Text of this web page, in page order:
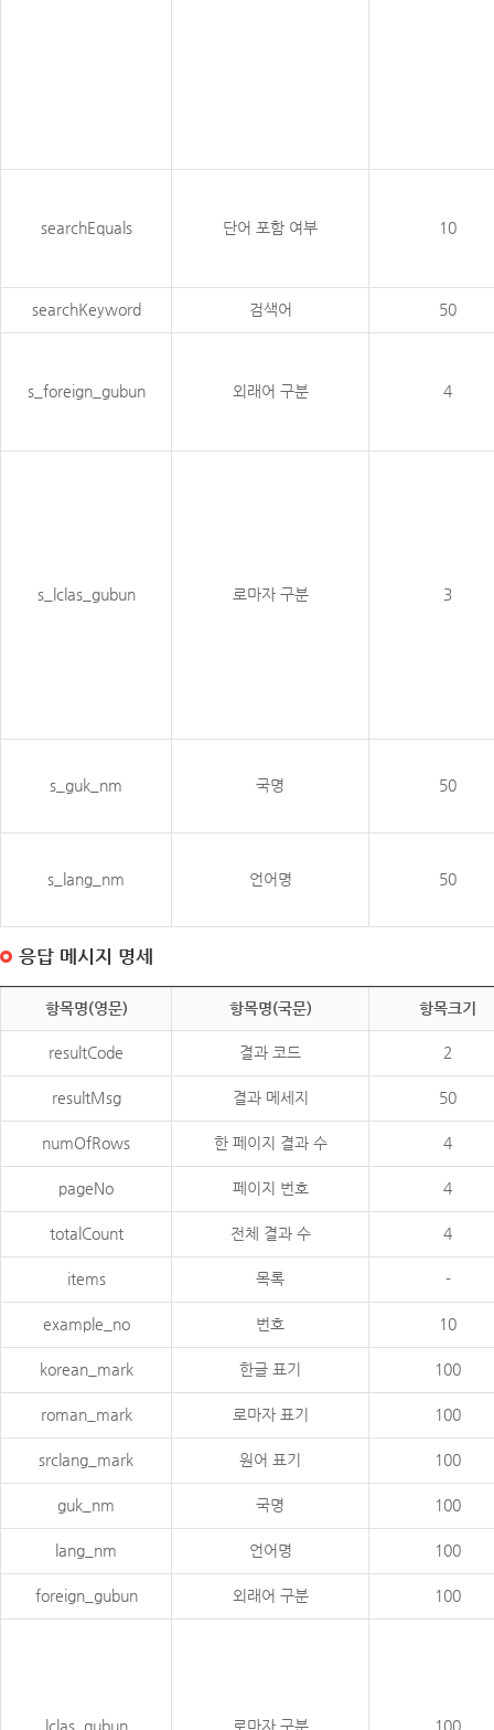
searchEquals 단어 포함 여부 10
searchKeyword 검색어 50
s_foreign_gubun 외래어 구분 4
s_lclas_gubun 로마자 구분 3
s_guk_nm 국명 50
s_lang_nm 언어명 50
응답 메시지 명세
항목명(영문) 항목명(국문) 항목크기
resultCode 결과 코드 2
resultMsg 결과 메세지 50
numOfRows 한 페이지 결과 수 4
pageNo 페이지 번호 4
totalCount 전체 결과 수 4
items 목록 -
example_no 번호 10
korean_mark 한글 표기 100
roman_mark 로마자 표기 100
srclang_mark 원어 표기 100
guk_nm 국명 100
lang_nm 언어명 100
foreign_gubun 외래어 구분 100
lclas_gubun 로마자 구분 100